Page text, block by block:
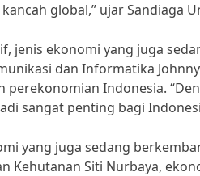
global,” ujar Sandiaga
jenis ekonomi yang juga
dan Informatika
perekonomian Indonesia.
sangat penting bagi
yang juga sedang
Kehutanan Siti Nurbaya,